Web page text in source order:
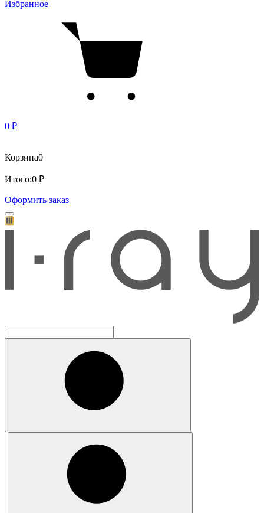
Избранное
0 ₽
Корзина0
Итого:0 ₽
Оформить заказ